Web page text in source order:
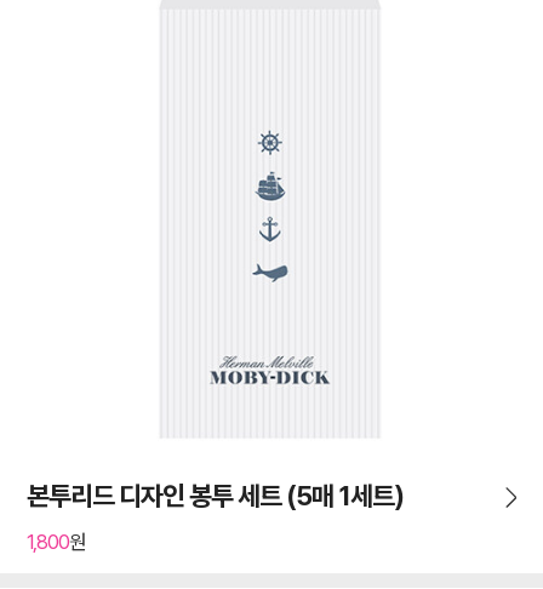
본투리드 디자인 봉투 세트 (5매 1세트)
1,800원